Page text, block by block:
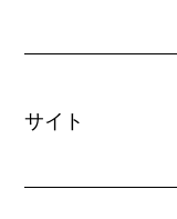
サイト